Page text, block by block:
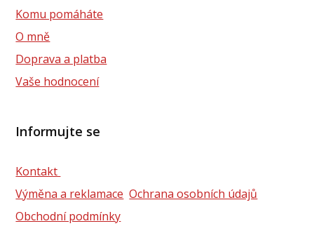
Komu pomáháte
O mně
Doprava a platba
Vaše hodnocení
Informujte se
Kontakt
Výměna a reklamace Ochrana osobních údajů
Obchodní podmínky